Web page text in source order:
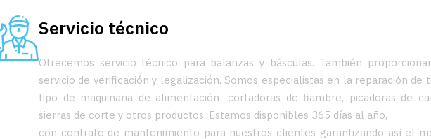
Servicio técnico
Ofrecemos servicio técnico para balanzas y básculas. También
servicio de verificación y legalización. Somos especialistas en la reparación de
tipo de maquinaria de alimentación: cortadoras de fiambre, picadoras de
sierras de corte y otros productos. Estamos disponibles 365 días al año,
con contrato de mantenimiento para nuestros clientes garantizando así el